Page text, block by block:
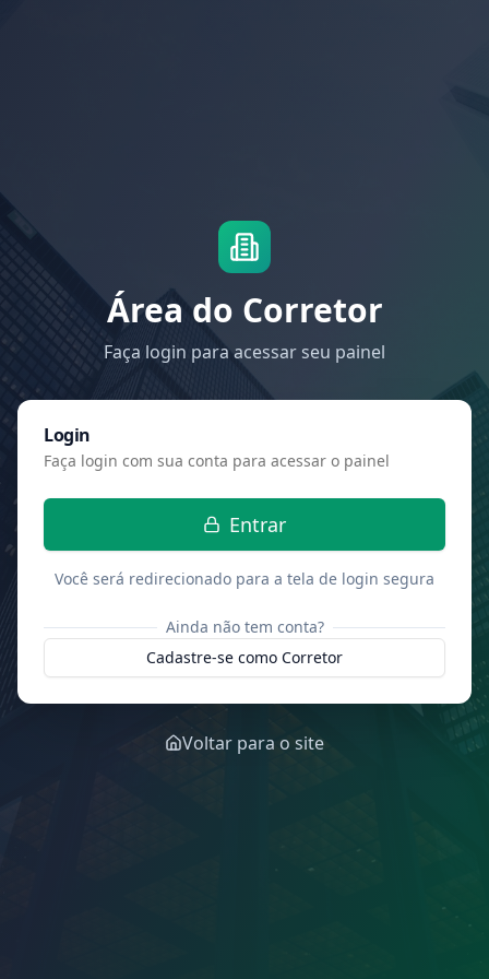
Área do Corretor
Faça login para acessar seu painel
Login
Faça login com sua conta para acessar o painel
Entrar
Você será redirecionado para a tela de login segura
Ainda não tem conta?
Cadastre-se como Corretor
Voltar para o site